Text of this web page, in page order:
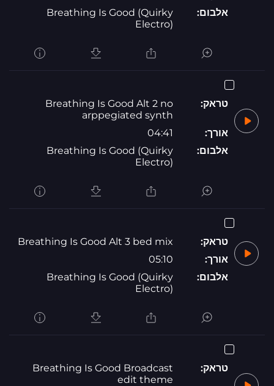
אלבום:
Breathing Is Good (Quirky
Electro)
טראק:
Breathing Is Good Alt 2 no
arppegiated synth
אורך:
04:41
אלבום:
Breathing Is Good (Quirky
Electro)
טראק:
Breathing Is Good Alt 3 bed mix
אורך:
05:10
אלבום:
Breathing Is Good (Quirky
Electro)
טראק:
Breathing Is Good Broadcast
edit theme